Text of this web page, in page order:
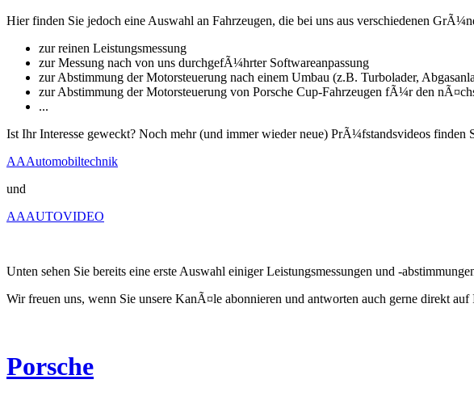
Hier finden Sie jedoch eine Auswahl an Fahrzeugen, die bei uns aus verschiedenen
zur reinen Leistungsmessung
zur Messung nach von uns durchgefÃ¼hrter Softwareanpassung
zur Abstimmung der Motorsteuerung nach einem Umbau (z.B. Turbolader,
zur Abstimmung der Motorsteuerung von Porsche Cup-Fahrzeugen fÃ¼r den
...
Ist Ihr Interesse geweckt? Noch mehr (und immer wieder neue) PrÃ¼fstandsvideos finden
AAAutomobiltechnik
und
AAAUTOVIDEO
Unten sehen Sie bereits eine erste Auswahl einiger Leistungsmessungen und -
Wir freuen uns, wenn Sie unsere KanÃ¤le abonnieren und antworten auch gerne direkt auf
Porsche